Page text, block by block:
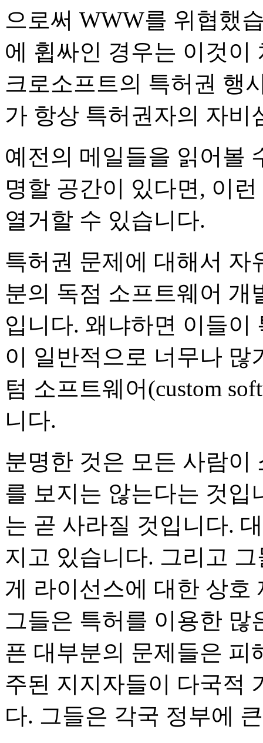
으로써 WWW를 위협했
에 휩싸인 경우는 이것이
크로소프트의 특허권 행
가 항상 특허권자의 자비
예전의 메일들을 읽어볼
명할 공간이 있다면, 이
열거할 수 있습니다.
특허권 문제에 대해서 자
분의 독점 소프트웨어 개
입니다. 왜냐하면 이들이
이 일반적으로 너무나 많
텀 소프트웨어(custom
니다.
분명한 것은 모든 사람이
를 보지는 않는다는 것입
는 곧 사라질 것입니다.
지고 있습니다. 그리고
게 라이선스에 대한 상호
그들은 특허를 이용한 많
픈 대부분의 문제들은 피
주된 지지자들이 다국적
다. 그들은 각국 정부에